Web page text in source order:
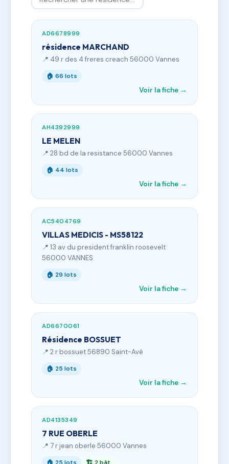
AD6678999
résidence MARCHAND
📍 49 r des 4 freres creach 56000 Vannes
🏠 66 lots
Voir la fiche →
AH4392999
LE MELEN
📍 28 bd de la resistance 56000 Vannes
🏠 44 lots
Voir la fiche →
AC5404769
VILLAS MEDICIS - MS58122
📍 13 av du president franklin roosevelt
56000 VANNES
🏠 29 lots
Voir la fiche →
AD6670061
Résidence BOSSUET
📍 2 r bossuet 56890 Saint-Avé
🏠 25 lots
Voir la fiche →
AD4135349
7 RUE OBERLE
📍 7 r jean oberle 56000 Vannes